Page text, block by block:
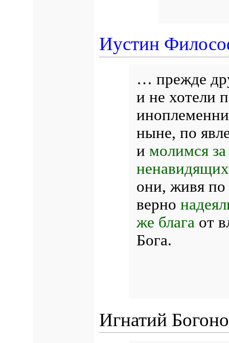
Иустин
… прежде
и не хотели
ныне, по
и молимся
они, живя
верно
же блага от
Бога.
Игнатий